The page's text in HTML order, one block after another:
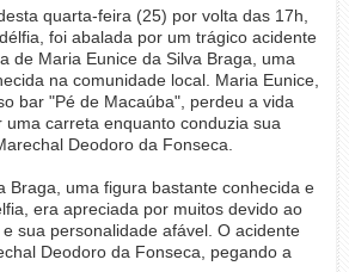
quarta-feira (25) por volta das 17h,
foi abalada por um trágico acidente
de Maria Eunice da Silva Braga, uma
na comunidade local. Maria Eunice,
bar "Pé de Macaúba", perdeu a vida
uma carreta enquanto conduzia sua
Deodoro da Fonseca.
Braga, uma figura bastante conhecida e
era apreciada por muitos devido ao
sua personalidade afável. O acidente
Deodoro da Fonseca, pegando a